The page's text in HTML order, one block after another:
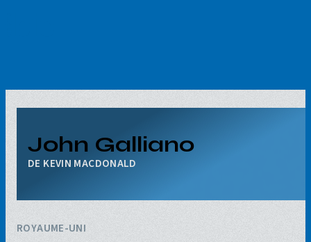
John Galliano
KEVIN MACDONALD
ROYAUME-UNI